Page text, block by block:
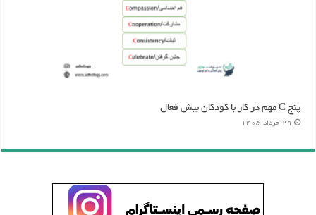
پنج C مهم در کار با کودکان بیش فعال
29 خرداد 1405